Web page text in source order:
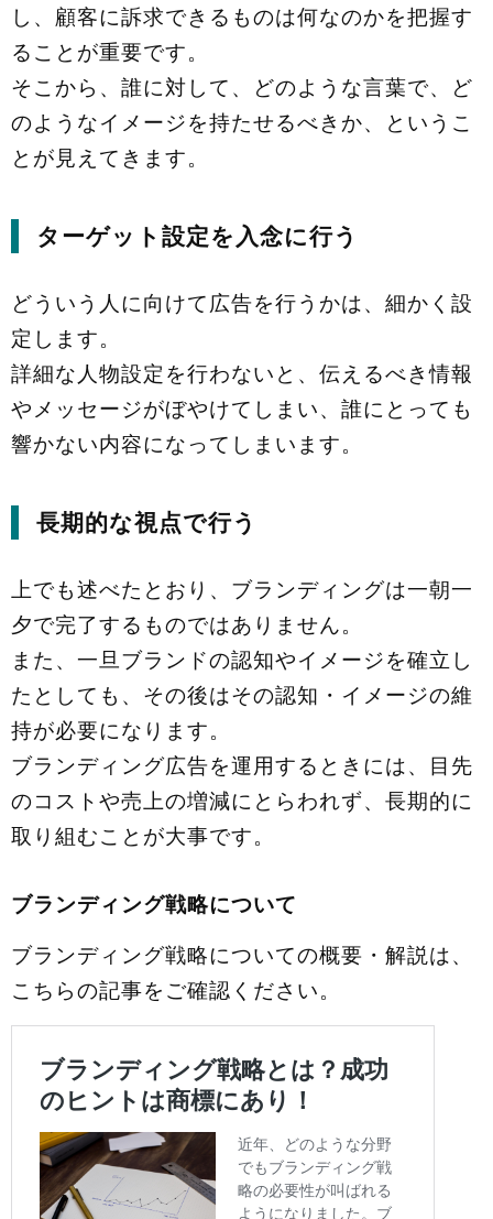
し、顧客に訴求できるものは何なのかを把握す
ることが重要です。
そこから、誰に対して、どのような言葉で、ど
のようなイメージを持たせるべきか、というこ
とが見えてきます。
ターゲット設定を入念に行う
どういう人に向けて広告を行うかは、細かく設
定します。
詳細な人物設定を行わないと、伝えるべき情報
やメッセージがぼやけてしまい、誰にとっても
響かない内容になってしまいます。
長期的な視点で行う
上でも述べたとおり、ブランディングは一朝一
夕で完了するものではありません。
また、一旦ブランドの認知やイメージを確立し
たとしても、その後はその認知・イメージの維
持が必要になります。
ブランディング広告を運用するときには、目先
のコストや売上の増減にとらわれず、長期的に
取り組むことが大事です。
ブランディング戦略について
ブランディング戦略についての概要・解説は、
こちらの記事をご確認ください。